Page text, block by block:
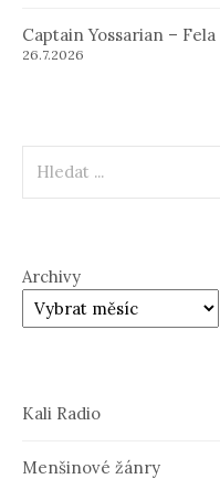
Captain Yossarian –
26.7.2026
Archivy
Kali Radio
Menšinové žánry